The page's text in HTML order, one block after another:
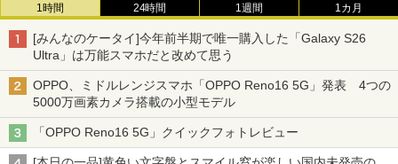
1時間 24時間 1週間 1カ月
[みんなのケータイ]今年前半期で唯一購入した「Galaxy S26
Ultra」は万能スマホだと改めて思う
OPPO、ミドルレンジスマホ「OPPO Reno16 5G」発表 4つの
5000万画素カメラ搭載の小型モデル
「OPPO Reno16 5G」クイックフォトレビュー